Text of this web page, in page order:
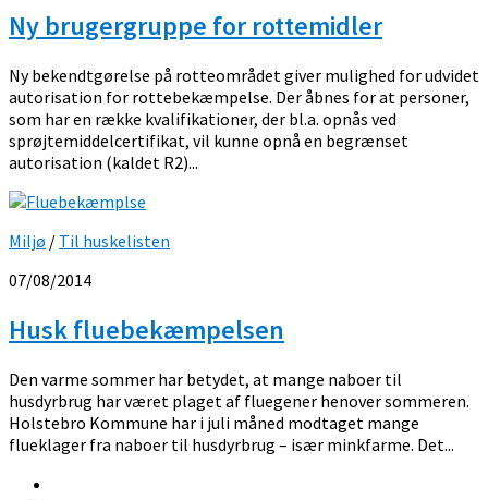
Ny brugergruppe for rottemidler
Ny bekendtgørelse på rotteområdet giver mulighed for udvidet
autorisation for rottebekæmpelse. Der åbnes for at personer,
som har en række kvalifikationer, der bl.a. opnås ved
sprøjtemiddelcertifikat, vil kunne opnå en begrænset
autorisation (kaldet R2)...
Miljø / Til huskelisten
07/08/2014
Husk fluebekæmpelsen
Den varme sommer har betydet, at mange naboer til
husdyrbrug har været plaget af fluegener henover sommeren.
Holstebro Kommune har i juli måned modtaget mange
flueklager fra naboer til husdyrbrug – især minkfarme. Det...